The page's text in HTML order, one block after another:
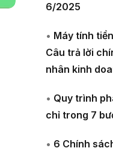
6/2025
• Máy tính
Câu trả lời
nhân kinh
• Quy trình
chỉ trong 7
• 6 Chính